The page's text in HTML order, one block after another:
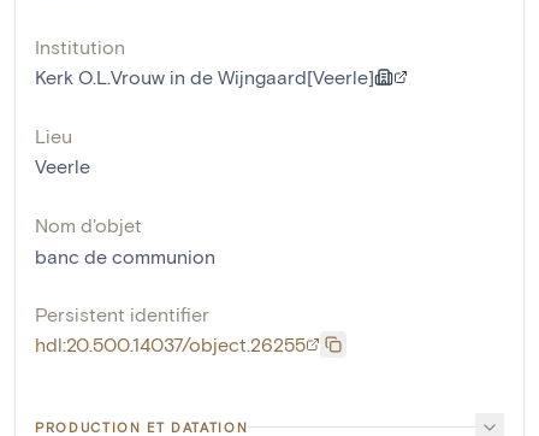
Institution
Kerk O.L.Vrouw in de Wijngaard[Veerle]
Lieu
Veerle
Nom d'objet
banc de communion
Persistent identifier
hdl:20.500.14037/object.26255
PRODUCTION ET DATATION